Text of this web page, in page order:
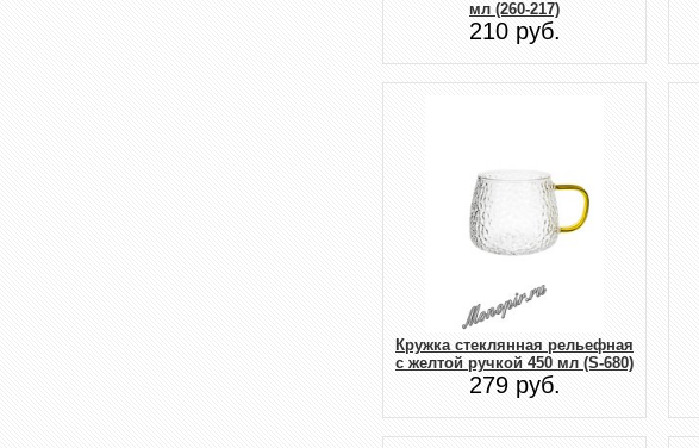
мл (260-217)
210 руб.
Кружка стеклянная рельефная
с желтой ручкой 450 мл (S-680)
279 руб.